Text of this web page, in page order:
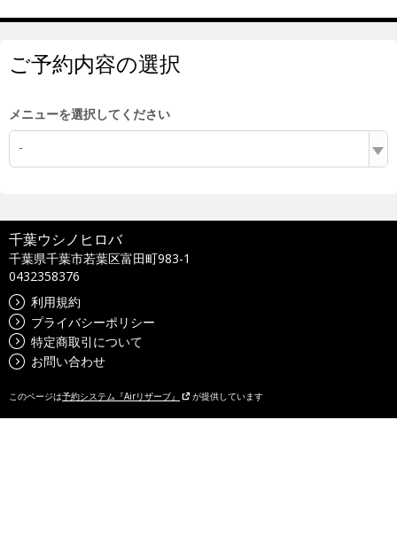
ご予約内容の選択
メニューを選択してください
-
千葉ウシノヒロバ
千葉県千葉市若葉区富田町983-1
0432358376
利用規約
プライバシーポリシー
特定商取引について
お問い合わせ
このページは予約システム『Airリザーブ』 が提供しています